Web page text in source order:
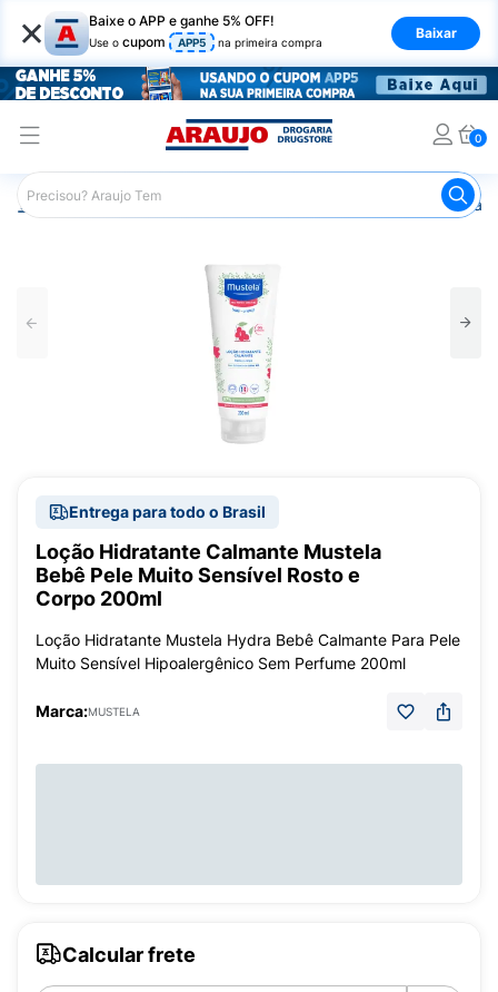
× Baixe o APP e ganhe 5% OFF!
Use o cupom APP5 na primeira compra
Baixar
0
Araujo Infantil
Entrega para todo o Brasil
Loção Hidratante Calmante Mustela
Bebê Pele Muito Sensível Rosto e
Corpo 200ml
Loção Hidratante Mustela Hydra Bebê Calmante Para Pele
Muito Sensível Hipoalergênico Sem Perfume 200ml
Marca:MUSTELA
Calcular frete